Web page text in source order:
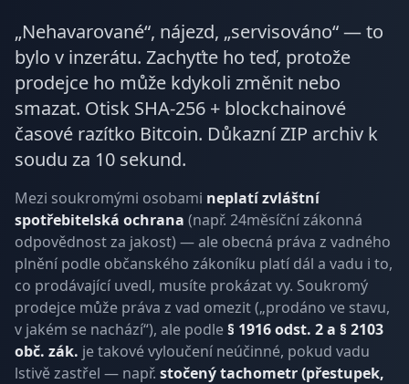
„Nehavarované“, nájezd, „servisováno“ — to
bylo v inzerátu. Zachyťte ho teď, protože
prodejce ho může kdykoli změnit nebo
smazat. Otisk SHA-256 + blockchainové
časové razítko Bitcoin. Důkazní ZIP archiv k
soudu za 10 sekund.
Mezi soukromými osobami neplatí zvláštní
spotřebitelská ochrana (např. 24měsíční zákonná
odpovědnost za jakost) — ale obecná práva z vadného
plnění podle občanského zákoníku platí dál a vadu i to,
co prodávající uvedl, musíte prokázat vy. Soukromý
prodejce může práva z vad omezit („prodáno ve stavu,
v jakém se nachází“), ale podle§ 1916 odst. 2 a § 2103
obč. zák. je takové vyloučení neúčinné, pokud vadu
lstivě zastřel — např. stočený tachometr (přestupek,